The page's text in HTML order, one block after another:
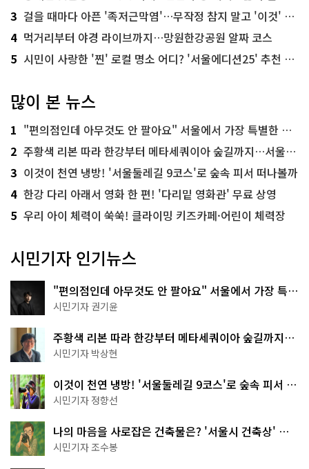
3 걸을 때마다 아픈 '족저근막염'…무작정 참지 말고 '이것' 해보세요!
4 먹거리부터 야경 라이브까지…망원한강공원 알짜 코스
5 시민이 사랑한 '찐' 로컬 명소 어디? '서울에디션25' 추천 코스
많이 본 뉴스
1 "편의점인데 아무것도 안 팔아요" 서울에서 가장 특별한 편의점의 정체
2 주황색 리본 따라 한강부터 메타세쿼이아 숲길까지…서울둘레길 15코스
3 이것이 천연 냉방! '서울둘레길 9코스'로 숲속 피서 떠나볼까
4 한강 다리 아래서 영화 한 편! '다리밑 영화관' 무료 상영
5 우리 아이 체력이 쑥쑥! 클라이밍 키즈카페·어린이 체력장
시민기자 인기뉴스
"편의점인데 아무것도 안 팔아요" 서울에서 가장 특별
한 편의점의 정체
시민기자 권기윤
주황색 리본 따라 한강부터 메타세쿼이아 숲길까지…
서울둘레길 15코스
시민기자 박상현
이것이 천연 냉방! '서울둘레길 9코스'로 숲속 피서 떠
나볼까
시민기자 정향선
나의 마음을 사로잡은 건축물은? '서울시 건축상' 수
상작 공개!
시민기자 조수봉